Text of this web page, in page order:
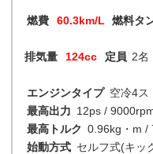
燃費 60.3km/L 燃料タ
排気量 124cc 定員 2名
エンジンタイプ 空冷4ス
最高出力 12ps /
最高トルク 0.96kg・m /
始動方式 セルフ式(キッ